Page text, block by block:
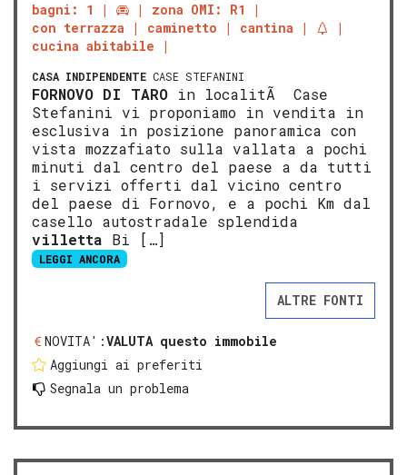
bagni: 1
zona OMI: R1
con terrazza
caminetto
cantina
cucina abitabile
CASA INDIPENDENTE CASE STEFANINI
FORNOVO DI TARO in localitÃ Case
Stefanini vi proponiamo in vendita in
esclusiva in posizione panoramica con
vista mozzafiato sulla vallata a pochi
minuti dal centro del paese a da tutti
i servizi offerti dal vicino centro
del paese di Fornovo, e a pochi Km dal
casello autostradale splendida
villetta Bi […]
LEGGI ANCORA
ALTRE FONTI
NOVITA':VALUTA questo immobile
Aggiungi ai preferiti
Segnala un problema